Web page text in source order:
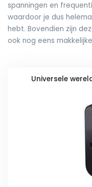
spanningen en
waardoor je dus
hebt. Bovendien zijn
ook nog eens
Universele